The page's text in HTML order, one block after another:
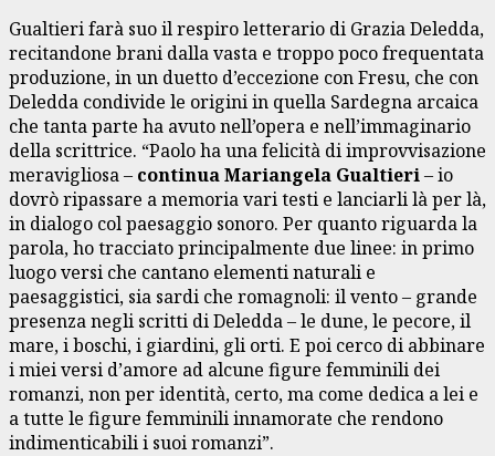
Gualtieri farà suo il respiro letterario di Grazia Deledda,
recitandone brani dalla vasta e troppo poco frequentata
produzione, in un duetto d’eccezione con Fresu, che con
Deledda condivide le origini in quella Sardegna arcaica
che tanta parte ha avuto nell’opera e nell’immaginario
della scrittrice. “Paolo ha una felicità di improvvisazione
meravigliosa – continua Mariangela Gualtieri– io
dovrò ripassare a memoria vari testi e lanciarli là per là,
in dialogo col paesaggio sonoro. Per quanto riguarda la
parola, ho tracciato principalmente due linee: in primo
luogo versi che cantano elementi naturali e
paesaggistici, sia sardi che romagnoli: il vento – grande
presenza negli scritti di Deledda – le dune, le pecore, il
mare, i boschi, i giardini, gli orti. E poi cerco di abbinare
i miei versi d’amore ad alcune figure femminili dei
romanzi, non per identità, certo, ma come dedica a lei e
a tutte le figure femminili innamorate che rendono
indimenticabili i suoi romanzi”.